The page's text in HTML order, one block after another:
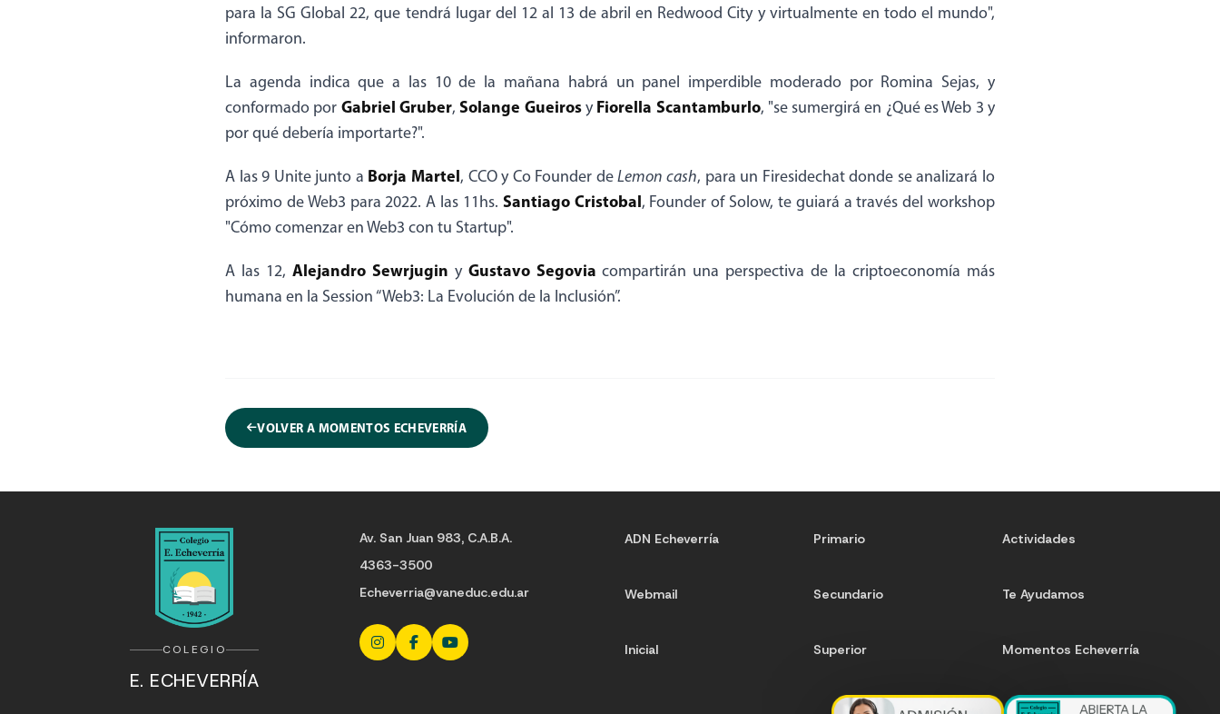
para la SG Global 22, que tendrá lugar del 12 al 13 de abril en Redwood City y virtualmente en todo el mundo",
informaron.
La agenda indica que a las 10 de la mañana habrá un panel imperdible moderado por Romina Sejas, y
conformado por Gabriel Gruber,Solange GueirosyFiorella Scantamburlo, "se sumergirá en ¿Qué es Web 3 y
por qué debería importarte?".
A las 9 Unite junto a Borja Martel, CCO y Co Founder deLemon cash, para un Firesidechat donde se analizará lo
próximo de Web3 para 2022. A las 11hs. Santiago Cristobal, Founder of Solow, te guiará a través del workshop
"Cómo comenzar en Web3 con tu Startup".
A las 12, Alejandro Sewrjugin y Gustavo Segovia compartirán una perspectiva de la criptoeconomía más
humana en la Session “Web3: La Evolución de la Inclusión”.
VOLVER A MOMENTOS ECHEVERRÍA
COLEGIO
E. ECHEVERRÍA
Av. San Juan 983, C.A.B.A.
4363-3500
Echeverria@vaneduc.edu.ar
ADN Echeverría
Webmail
Inicial
Primario
Secundario
Superior
Actividades
Te Ayudamos
Momentos Echeverría